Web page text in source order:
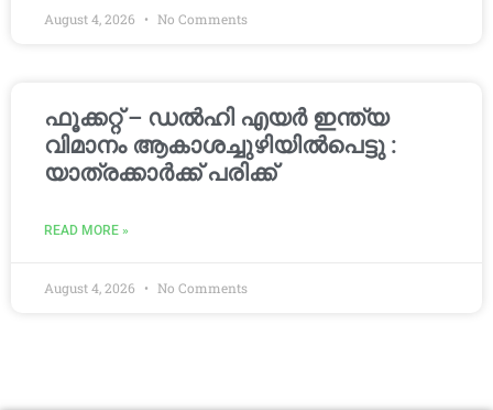
August 4, 2026 No Comments
ഫൂക്കറ്റ് – ഡൽഹി എയര്‍ ഇന്ത്യ
വിമാനം ആകാശച്ചുഴിയില്‍പെട്ടു :
യാത്രക്കാര്‍ക്ക് പരിക്ക്
READ MORE »
August 4, 2026 No Comments